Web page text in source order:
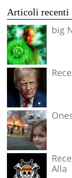
Articoli recenti
big
Alla